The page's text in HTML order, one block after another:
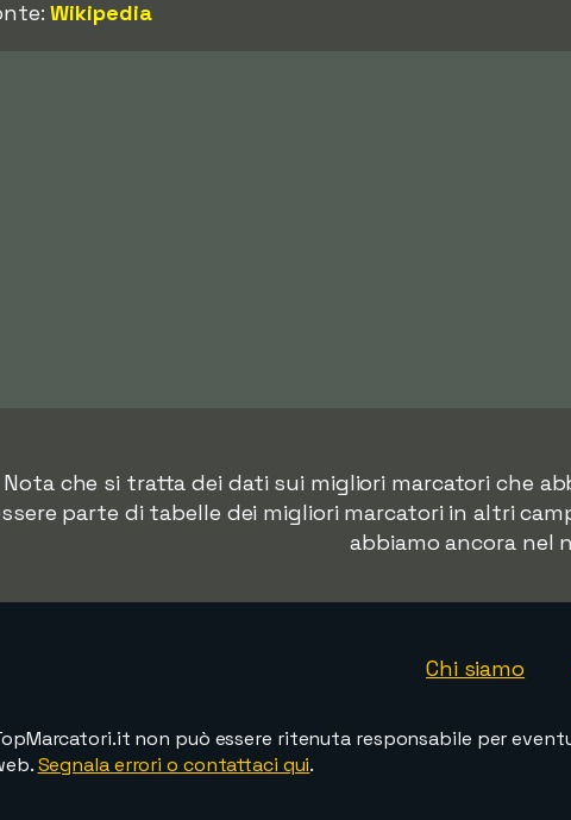
Wikipedia
Nota che si tratta dei dati sui migliori marcatori che
parte di tabelle dei migliori marcatori in altri
abbiamo ancora nel
Chi siamo
non può essere ritenuta responsabile per
Segnala errori o contattaci qui.